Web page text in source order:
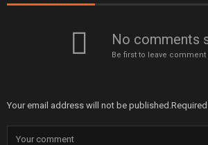
No comments
Be first to leave comment
Your email address will not be published.